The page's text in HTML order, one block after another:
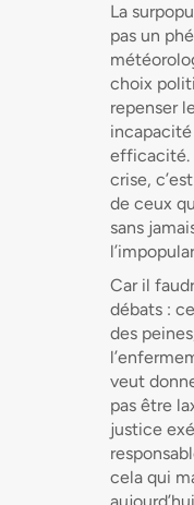
La
pas un
choix
repenser
efficacité.
crise,
de ceux
sans
Car il
débats :
des
veut
pas être
justice
cela qui